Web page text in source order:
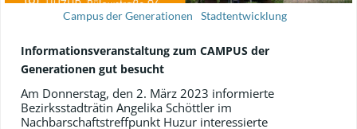
Campus der Generationen Stadtentwicklung
Informationsveranstaltung zum CAMPUS der
Generationen gut besucht
Am Donnerstag, den 2. März 2023 informierte
Bezirksstadträtin Angelika Schöttler im
Nachbarschaftstreffpunkt Huzur interessierte